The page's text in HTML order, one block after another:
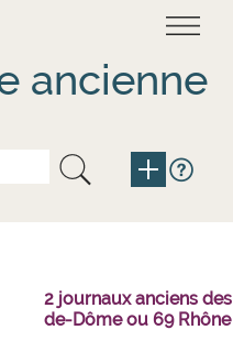
ancienne
2 journaux anciens
de-Dôme ou 69